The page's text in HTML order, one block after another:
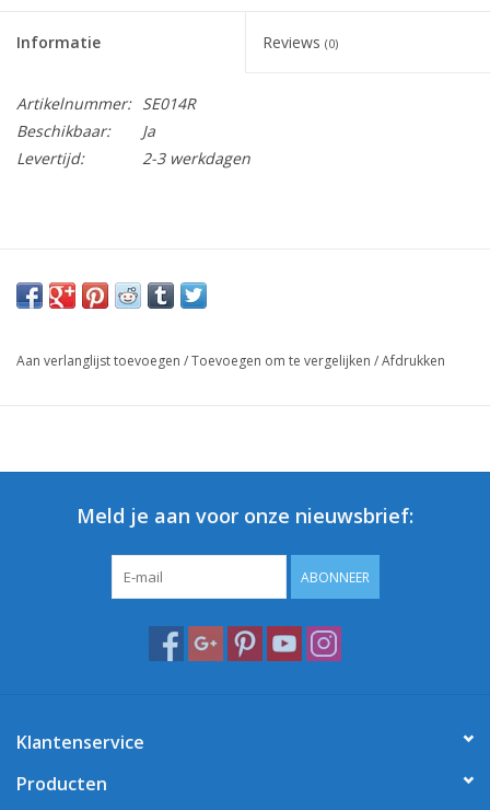
Informatie Reviews (0)
Artikelnummer: SE014R
Beschikbaar:
Ja
Levertijd:
2-3 werkdagen
Aan verlanglijst toevoegen /Toevoegen om te vergelijken /Afdrukken
Meld je aan voor onze nieuwsbrief:
ABONNEER
Klantenservice
Producten